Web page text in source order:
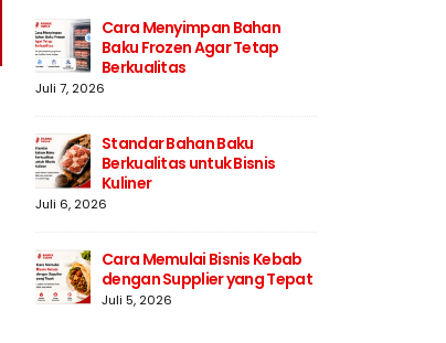
Cara Menyimpan Bahan
Baku Frozen Agar Tetap
Berkualitas
Juli 7, 2026
Standar Bahan Baku
Berkualitas untuk Bisnis
Kuliner
Juli 6, 2026
Cara Memulai Bisnis Kebab
dengan Supplier yang Tepat
Juli 5, 2026